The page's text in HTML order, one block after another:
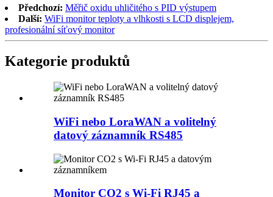
Předchozí: Měřič oxidu uhličitého s PID výstupem
Další: WiFi monitor teploty a vlhkosti s LCD displejem,
profesionální síťový monitor
Kategorie produktů
WiFi nebo LoraWAN a volitelný
datový záznamník RS485
Monitor CO2 s Wi-Fi RJ45 a